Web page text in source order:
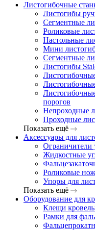
Листогибочные
Листогибы
Сегментные
Роликовые
Настольные
Мини
Сегментные
Листогибы
порогов
Непроходные
Проходные
Показать ещё
Аксессуары для
Ограничители
Жидкостные
Роликовые
Упоры для
Показать ещё
Оборудование для
Клещи
Рамки для